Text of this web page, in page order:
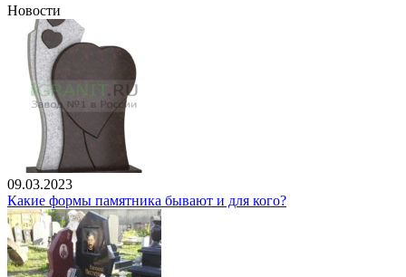
Новости
09.03.2023
Какие формы памятника бывают и для кого?